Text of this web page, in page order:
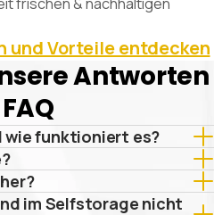
Vorteile entdecken
Antworten
wie funktioniert es?
im Selfstorage nicht